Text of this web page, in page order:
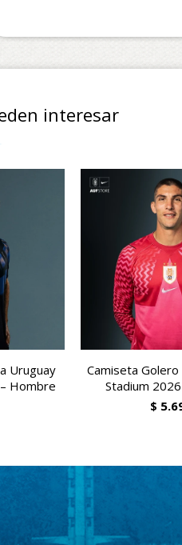
interesar
Uruguay
Hombre
Camiseta
Stadium
$